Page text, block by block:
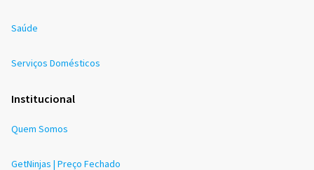
Saúde
Serviços Domésticos
Institucional
Quem Somos
GetNinjas | Preço Fechado